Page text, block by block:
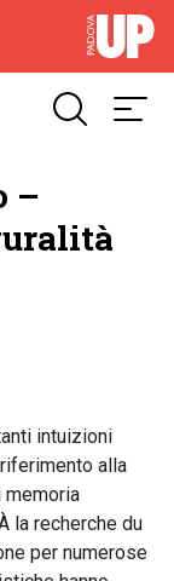
–
intuizioni
alla
memoria
la recherche du
per numerose